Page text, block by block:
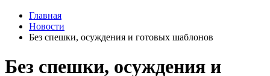
Главная
Новости
Без спешки, осуждения и готовых шаблонов
Без спешки, осуждения и